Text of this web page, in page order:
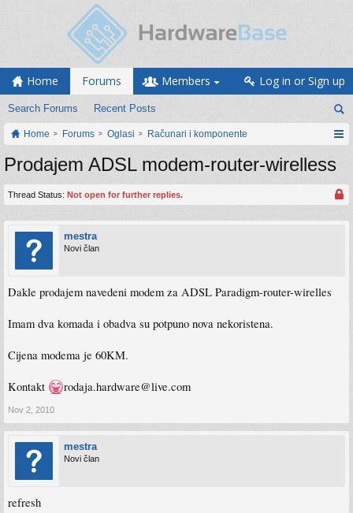
Home Forums
Search Forums Recent Posts
Members Log in or Sign up
Home Forums Oglasi Računari i komponente
Prodajem ADSL modem-router-wirelless
Thread Status: Not open for further replies.
mestra
Novi član
Dakle prodajem navedeni modem za ADSL Paradigm-router-wirelles
Imam dva komada i obadva su potpuno nova nekoristena.
Cijena modema je 60KM.
Kontakt rodaja.hardware@live.com
Nov 2, 2010
mestra
Novi član
refresh